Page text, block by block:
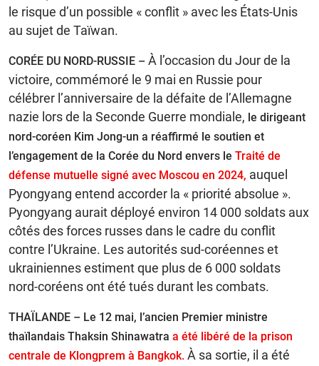
le risque d’un possible « conflit » avec les États-Unis
au sujet de Taïwan.
CORÉE DU NORD-RUSSIE – À l’occasion du Jour de la
victoire, commémoré le 9 mai en Russie pour
célébrer l’anniversaire de la défaite de l’Allemagne
nazie lors de la Seconde Guerre mondiale, le dirigeant
nord-coréen Kim Jong-un a réaffirmé le soutien et
l’engagement de la Corée du Nord envers le Traité de
défense mutuelle signé avec Moscou en 2024, auquel
Pyongyang entend accorder la « priorité absolue ».
Pyongyang aurait déployé environ 14 000 soldats aux
côtés des forces russes dans le cadre du conflit
contre l’Ukraine. Les autorités sud-coréennes et
ukrainiennes estiment que plus de 6 000 soldats
nord-coréens ont été tués durant les combats.
THAÏLANDE – Le 12 mai, l’ancien Premier ministre
thaïlandais Thaksin Shinawatra a été libéré de la prison
centrale de Klongprem à Bangkok. À sa sortie, il a été